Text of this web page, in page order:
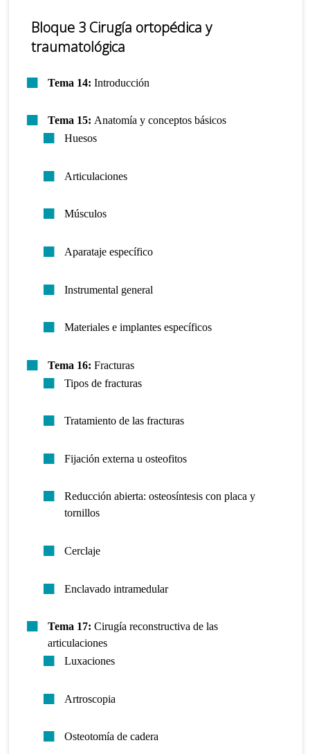
Bloque 3 Cirugía ortopédica y
traumatológica
Tema 14:Introducción
Tema 15: Anatomía y conceptos básicos
Huesos
Articulaciones
Músculos
Aparataje específico
Instrumental general
Materiales e implantes específicos
Tema 16: Fracturas
Tipos de fracturas
Tratamiento de las fracturas
Fijación externa u osteofitos
Reducción abierta: osteosíntesis con placa y
tornillos
Cerclaje
Enclavado intramedular
Tema 17: Cirugía reconstructiva de las
articulaciones
Luxaciones
Artroscopia
Osteotomía de cadera